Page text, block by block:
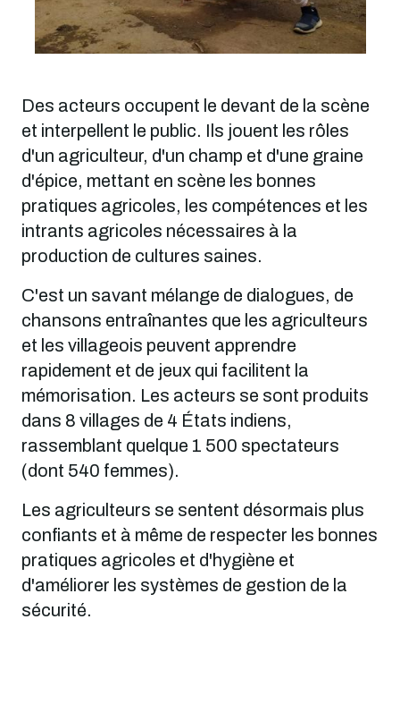
Des acteurs occupent le devant de la scène
et interpellent le public. Ils jouent les rôles
d'un agriculteur, d'un champ et d'une graine
d'épice, mettant en scène les bonnes
pratiques agricoles, les compétences et les
intrants agricoles nécessaires à la
production de cultures saines.
C'est un savant mélange de dialogues, de
chansons entraînantes que les agriculteurs
et les villageois peuvent apprendre
rapidement et de jeux qui facilitent la
mémorisation. Les acteurs se sont produits
dans 8 villages de 4 États indiens,
rassemblant quelque 1 500 spectateurs
(dont 540 femmes).
Les agriculteurs se sentent désormais plus
confiants et à même de respecter les bonnes
pratiques agricoles et d'hygiène et
d'améliorer les systèmes de gestion de la
sécurité.